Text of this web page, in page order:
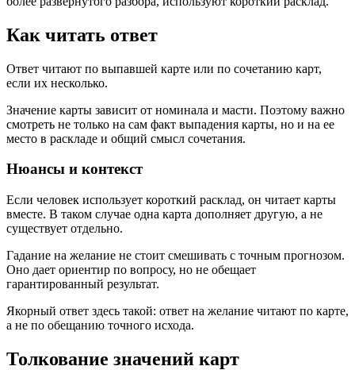
Как читать ответ
Ответ читают по выпавшей карте или по сочетанию карт,
если их несколько.
Значение карты зависит от номинала и масти. Поэтому важно
смотреть не только на сам факт выпадения карты, но и на ее
место в раскладе и общий смысл сочетания.
Нюансы и контекст
Если человек использует короткий расклад, он читает карты
вместе. В таком случае одна карта дополняет другую, а не
существует отдельно.
Гадание на желание не стоит смешивать с точным прогнозом.
Оно дает ориентир по вопросу, но не обещает
гарантированный результат.
Якорный ответ здесь такой: ответ на желание читают по карте,
а не по обещанию точного исхода.
Толкование значений карт